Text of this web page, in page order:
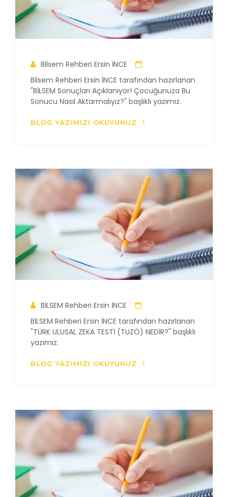
Bilsem Rehberi Ersin İNCE
Bilsem Rehberi Ersin İNCE tarafından hazırlanan
"BİLSEM Sonuçları Açıklanıyor! Çocuğunuza Bu
Sonucu Nasıl Aktarmalıyız?" başlıklı yazımız.
BLOG YAZIMIZI OKUYUNUZ
BİLSEM Rehberi Ersin İNCE
BİLSEM Rehberi Ersin İNCE tarafından hazırlanan
"TÜRK ULUSAL ZEKA TESTİ (TUZÖ) NEDİR?" başlıklı
yazımız.
BLOG YAZIMIZI OKUYUNUZ